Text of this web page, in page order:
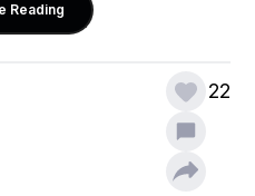
ସୁବିଧା ପ୍ରଦାନ କରିବେ ଯେ
କାଳାତିପାତ କରି ନିଜର ହିଁ
ହୋଇଯିବେ ଜ୍ଞାନ ହୀନ,
Reading
22